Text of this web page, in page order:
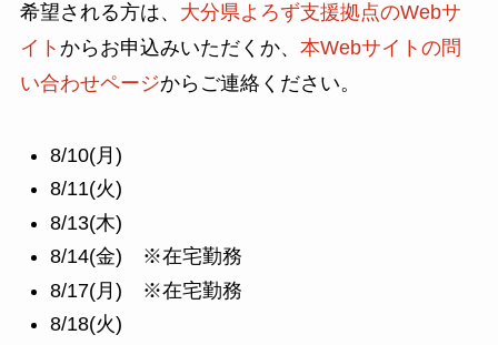
希望される方は、 大分県よろず支援拠点のWebサ
イト からお申込みいただくか、 本Webサイトの問
い合わせページからご連絡ください。
8/10(月)
8/11(火)
8/13(木)
8/14(金) ※在宅勤務
8/17(月) ※在宅勤務
8/18(火)